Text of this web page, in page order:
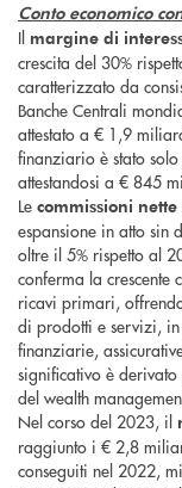
Conto economico
Il margine di
crescita del 30%
caratterizzato da
Banche Centrali
attestato a € 1,9
finanziario è stato
attestandosi a € 845
Le commissioni nette
espansione in atto sin
oltre il 5% rispetto al
conferma la
ricavi primari,
di prodotti e servizi,
finanziarie,
significativo è
del wealth
Nel corso del 2023, il
raggiunto i € 2,8
conseguiti nel 2022,